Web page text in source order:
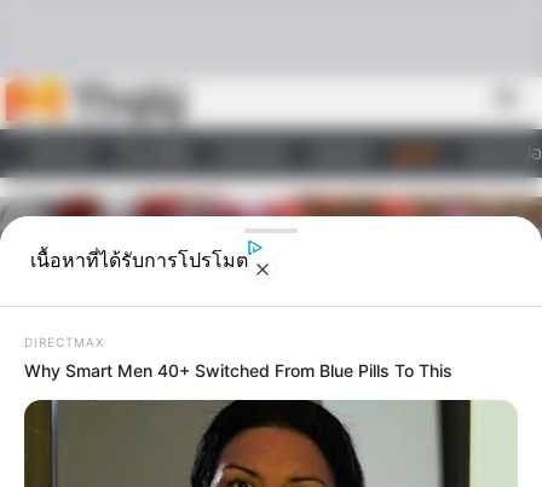
วอลเปเ
ไลฟ์สไตล์
เนื้อหาที่ได้รับการโปรโมต
DIRECTMAX
Why Smart Men 40+ Switched From Blue Pills To This